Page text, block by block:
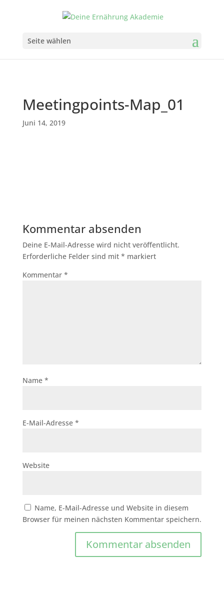
Seite wählen
Meetingpoints-Map_01
Juni 14, 2019
Kommentar absenden
Deine E-Mail-Adresse wird nicht veröffentlicht.
Erforderliche Felder sind mit * markiert
Kommentar *
Name *
E-Mail-Adresse *
Website
Name, E-Mail-Adresse und Website in diesem
Browser für meinen nächsten Kommentar speichern.